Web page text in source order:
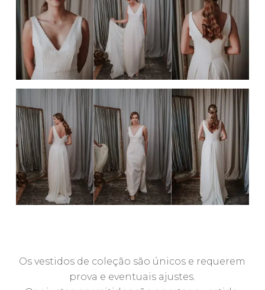
Os vestidos de coleção são únicos e requerem
prova e eventuais ajustes.